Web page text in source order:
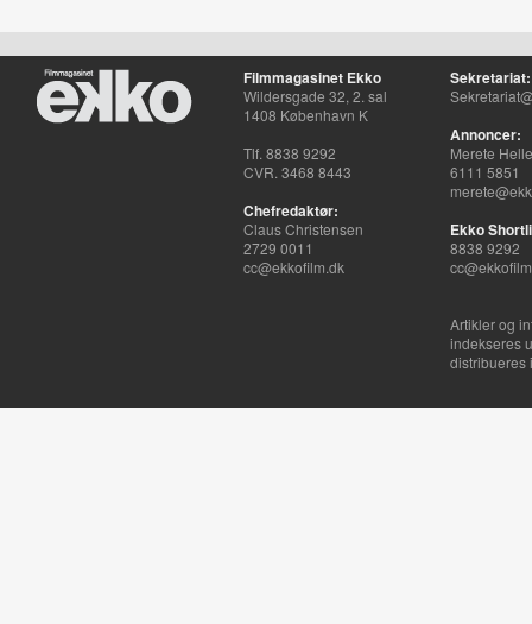
Filmmagasinet Ekko
Wildersgade 32, 2. sal
1408 København K
Tlf. 8838 9292
CVR. 3468 8443
Chefredaktør:
Claus Christensen
2729 0011
cc@ekkofilm.dk
Sekretariat:
Annoncer:
Merete
6111 5851
Ekko
8838 9292
Artikler og
indekseres
distribueres